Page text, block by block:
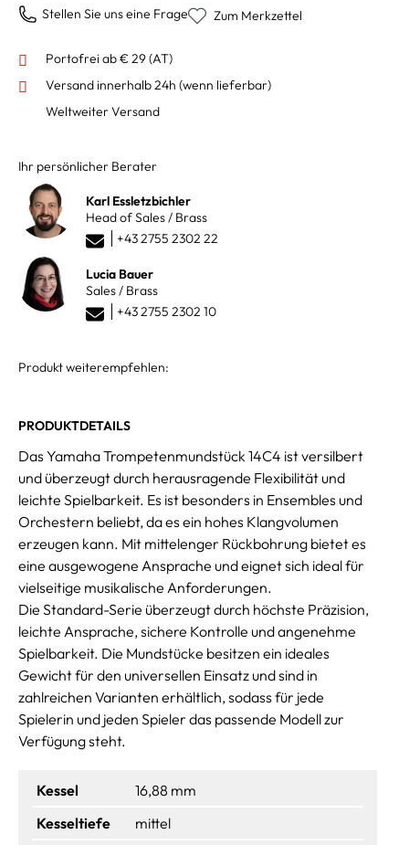
Stellen Sie uns eine Frage Zum Merkzettel
Portofrei ab € 29 (AT)
Versand innerhalb 24h (wenn lieferbar)
Weltweiter Versand
Ihr persönlicher Berater
Karl Essletzbichler
Head of Sales / Brass
+43 2755 2302 22
Lucia Bauer
Sales / Brass
+43 2755 2302 10
Produkt weiterempfehlen:
PRODUKTDETAILS
Das Yamaha Trompetenmundstück 14C4 ist versilbert
und überzeugt durch herausragende Flexibilität und
leichte Spielbarkeit. Es ist besonders in Ensembles und
Orchestern beliebt, da es ein hohes Klangvolumen
erzeugen kann. Mit mittelenger Rückbohrung bietet es
eine ausgewogene Ansprache und eignet sich ideal für
vielseitige musikalische Anforderungen.
Die Standard-Serie überzeugt durch höchste Präzision,
leichte Ansprache, sichere Kontrolle und angenehme
Spielbarkeit. Die Mundstücke besitzen ein ideales
Gewicht für den universellen Einsatz und sind in
zahlreichen Varianten erhältlich, sodass für jede
Spielerin und jeden Spieler das passende Modell zur
Verfügung steht.
Kessel
16,88 mm
Kesseltiefe
mittel